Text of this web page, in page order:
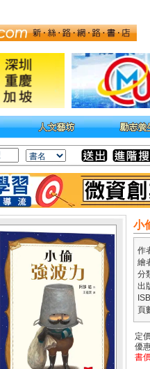
小
作
繪
分
出
頁
定
優
書